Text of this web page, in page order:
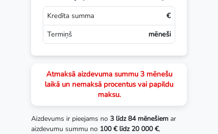
Kredīta summa
€
Termiņš
mēneši
Atmaksā aizdevuma summu 3 mēnešu
laikā un nemaksā procentus vai papildu
maksu.
Aizdevums ir pieejams no 3 līdz 84 mēnešiem ar
aizdevumu summu no 100 € līdz 20 000 €,